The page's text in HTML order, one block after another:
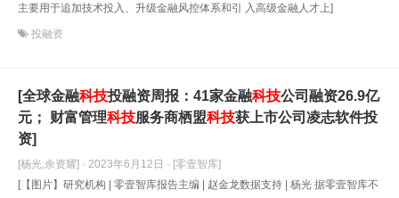
主要用于追加技术投入、升级金融风控体系和引 入高级金融人才上]
投融资
[全球金融科技投融资周报：41家金融科技公司融资26.9亿
元； 财富管理科技服务商栖盟科技获上市公司凌志软件投
资]
[杨光,余资耀] · 2023年6月12日 · [零壹智库]
[【图片】研究机构 | 零壹智库报告主编 | 赵金龙数据支持 | 杨光 据零壹智库不